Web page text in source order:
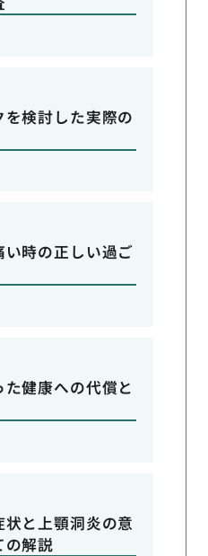
検討した実際の
時の正しい過ご
健康への代償と
と上顎洞炎の意
の解説